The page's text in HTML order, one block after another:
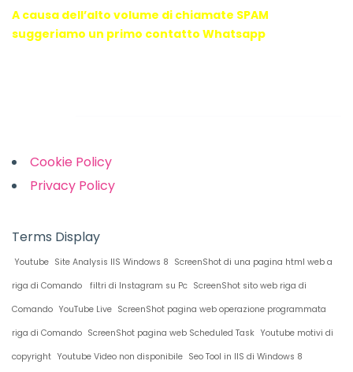
A causa dell’alto volume di chiamate SPAM
suggeriamo un primo contatto Whatsapp
Cookie Policy
Privacy Policy
Terms Display
Youtube Site Analysis IIS Windows 8 ScreenShot di una pagina html web a
riga di Comando
filtri di Instagram su Pc ScreenShot sito web riga di
Comando YouTube Live ScreenShot pagina web operazione programmata
riga di Comando ScreenShot pagina web Scheduled Task Youtube motivi di
copyright Youtube Video non disponibile Seo Tool in IIS di Windows 8